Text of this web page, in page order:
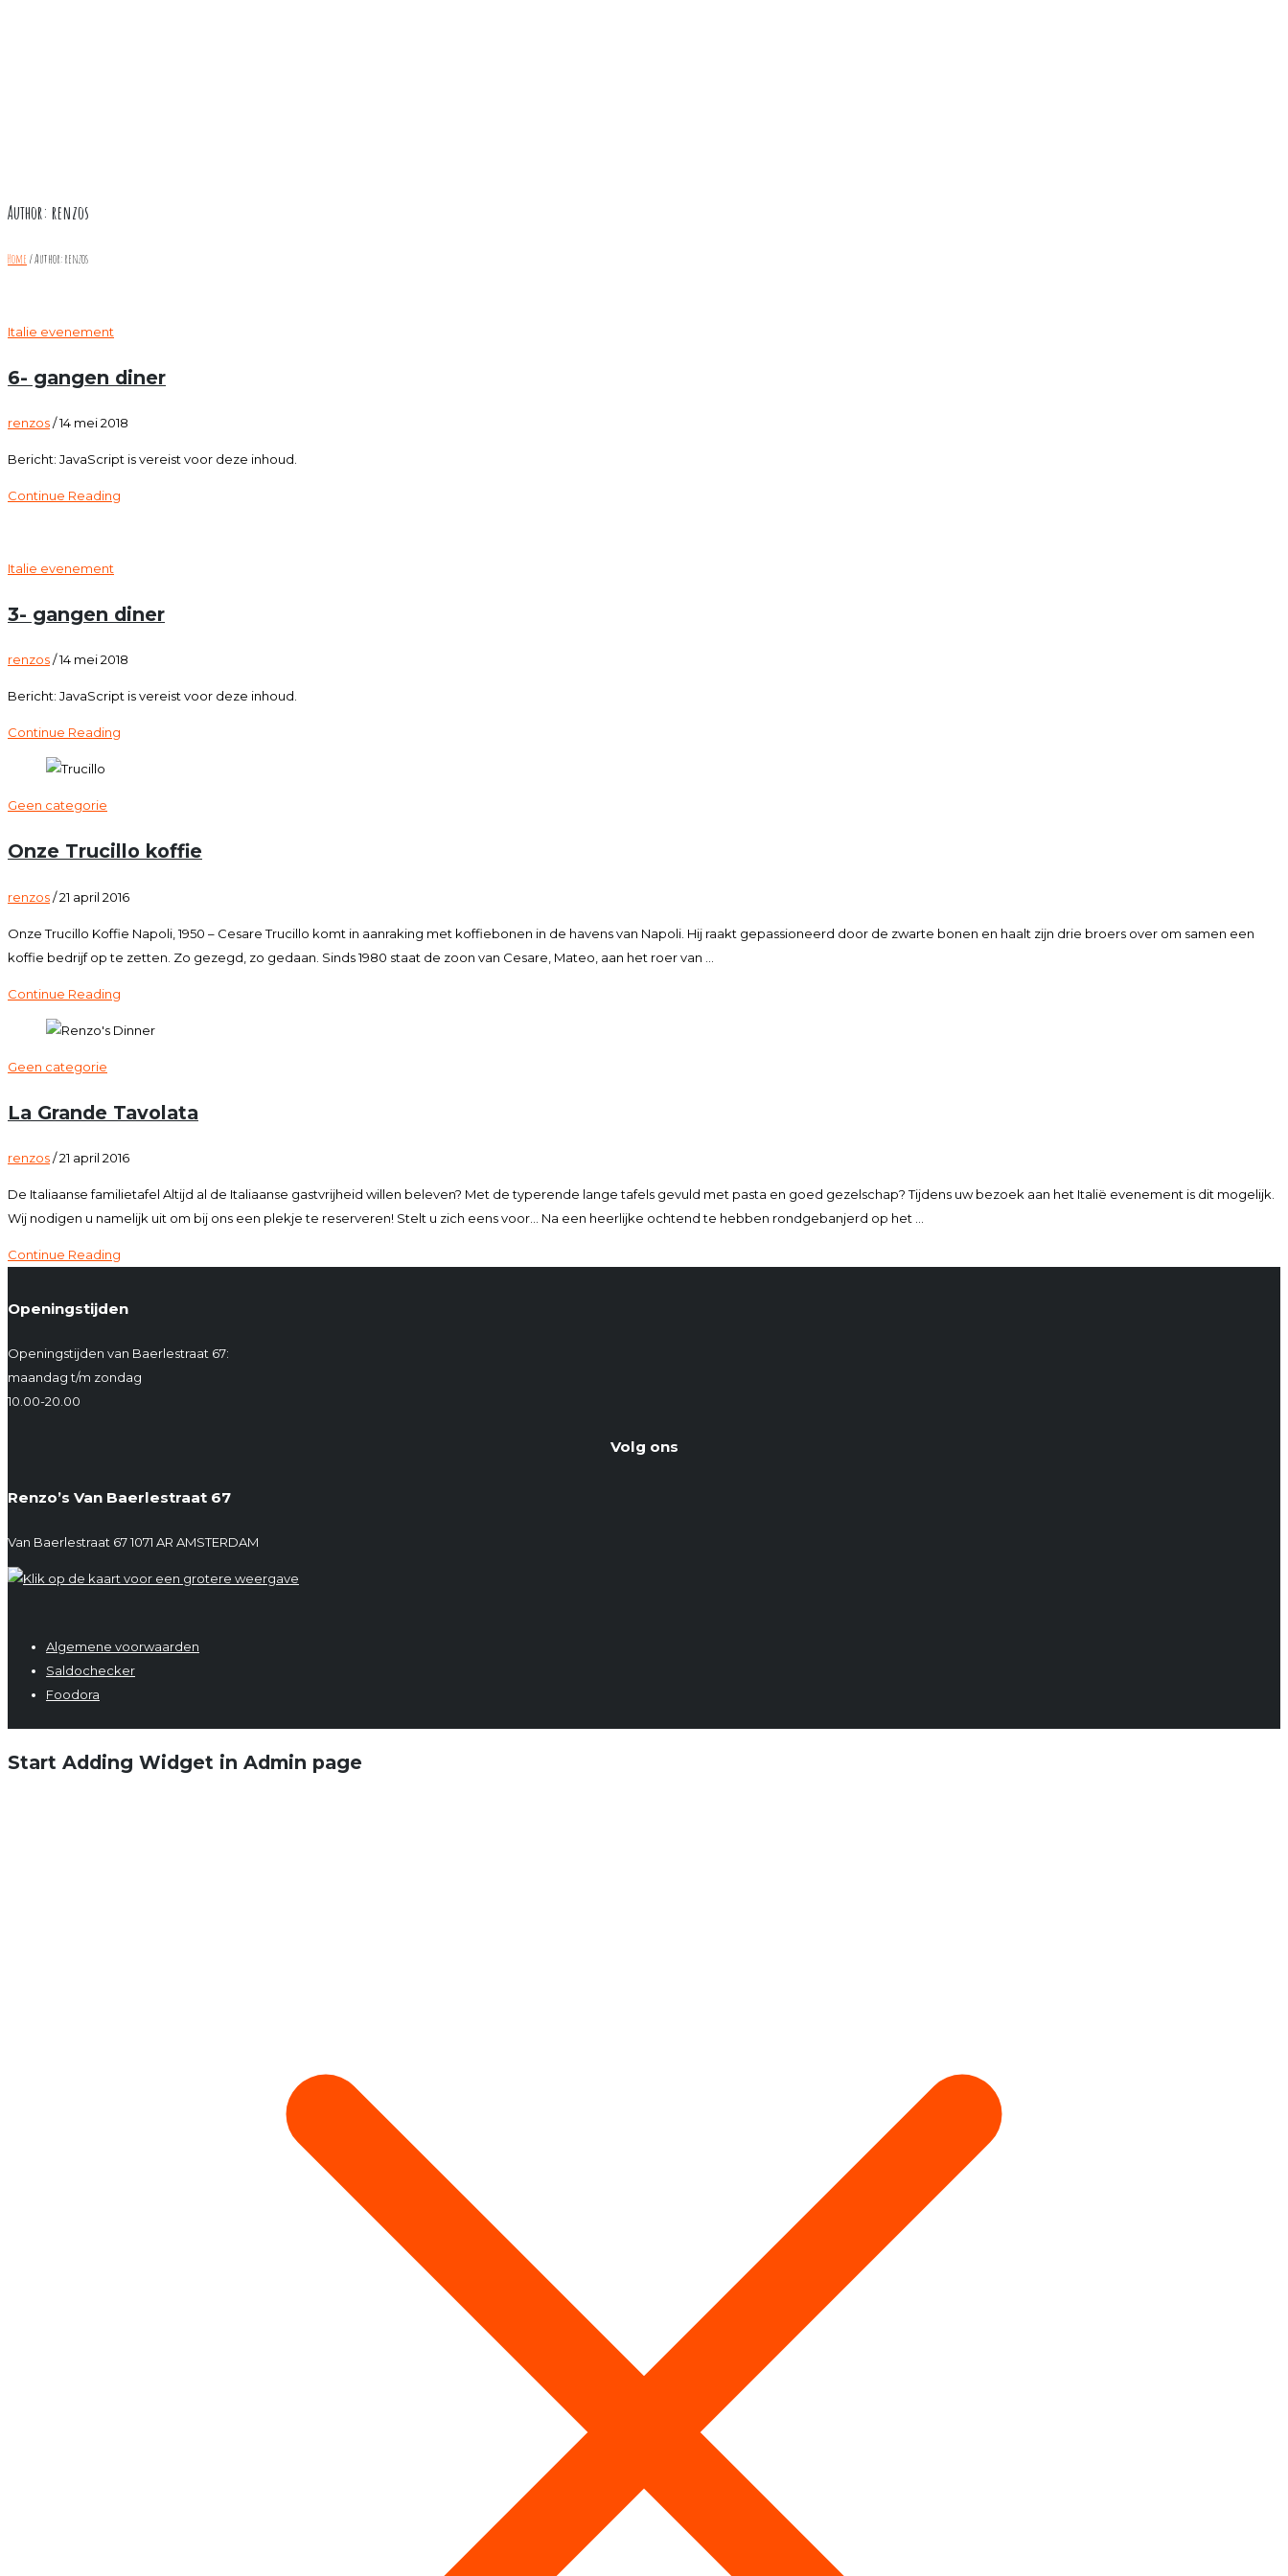
Author: renzos
Home /Author: renzos
Italie evenement
6- gangen diner
renzos/14 mei 2018
Bericht: JavaScript is vereist voor deze inhoud.
Continue Reading
Italie evenement
3- gangen diner
renzos/14 mei 2018
Bericht: JavaScript is vereist voor deze inhoud.
Continue Reading
Geen categorie
Onze Trucillo koffie
renzos/21 april 2016
Onze Trucillo Koffie Napoli, 1950 – Cesare Trucillo komt in aanraking met koffiebonen in de havens van Napoli. Hij raakt gepassioneerd door de zwarte bonen en haalt zijn drie broers over om samen een
koffie bedrijf op te zetten. Zo gezegd, zo gedaan. Sinds 1980 staat de zoon van Cesare, Mateo, aan het roer van …
Continue Reading
Geen categorie
La Grande Tavolata
renzos/21 april 2016
De Italiaanse familietafel Altijd al de Italiaanse gastvrijheid willen beleven? Met de typerende lange tafels gevuld met pasta en goed gezelschap? Tijdens uw bezoek aan het Italië evenement is dit mogelijk.
Wij nodigen u namelijk uit om bij ons een plekje te reserveren! Stelt u zich eens voor… Na een heerlijke ochtend te hebben rondgebanjerd op het …
Continue Reading
Openingstijden
Openingstijden van Baerlestraat 67:
maandag t/m zondag
10.00-20.00
Volg ons
Renzo’s Van Baerlestraat 67
Van Baerlestraat 67 1071 AR AMSTERDAM
Algemene voorwaarden
Saldochecker
Foodora
Start Adding Widget in Admin page